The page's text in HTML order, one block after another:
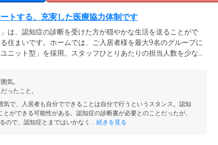
トする、充実した医療協力体制です
は、認知症の診断を受けた方が穏やかな生活を送ることがで
住まいです。ホームでは、ご入居者様を最大9名のグループに
ニット型」を採用。スタッフひとりあたりの担当人数を少な
入院受け入れまで幅広くサポートしています。お体に不安を
気。
ったこと。
気で、入居者も自分でできることは自分で行うというスタンス。認知
とができる可能性がある。認知症の診断書が必要とのことだったが、
ので、認知症とまではいかなく...
続きを見る